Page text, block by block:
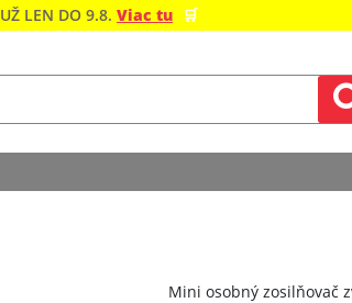
UŽ LEN DO 9.8. Viac tu 🛒
Mini osobný zosilňovač